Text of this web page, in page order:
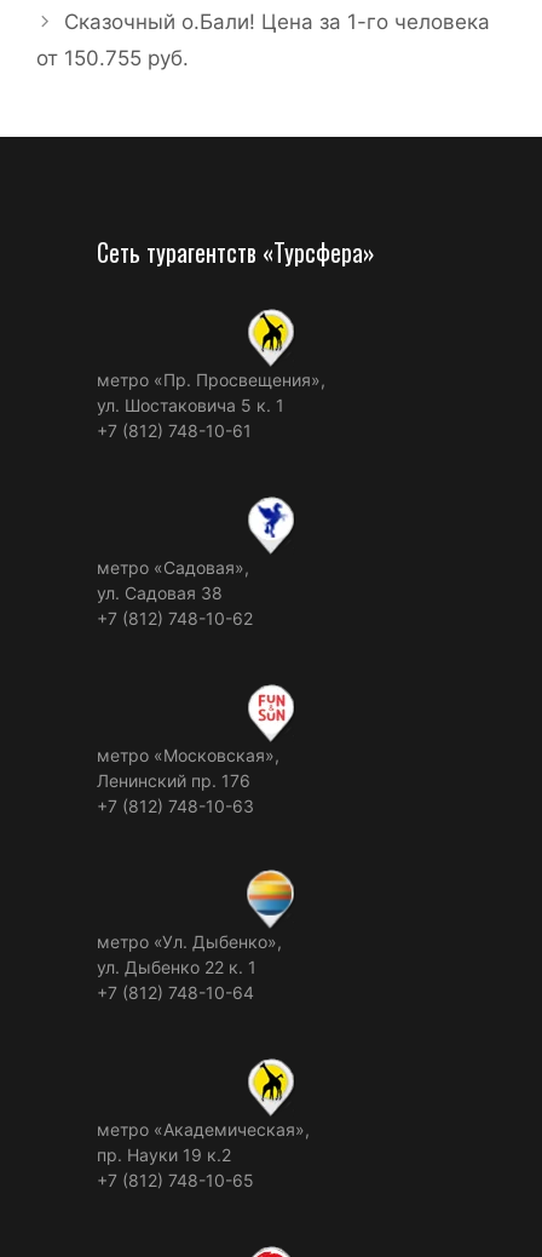
Сказочный о.Бали! Цена за 1-го человека
от 150.755 руб.
Сеть турагентств «Турсфера»
метро «Пр. Просвещения»,
ул. Шостаковича 5 к. 1
+7 (812) 748-10-61
метро «Садовая»,
ул. Садовая 38
+7 (812) 748-10-62
метро «Московская»,
Ленинский пр. 176
+7 (812) 748-10-63
метро «Ул. Дыбенко»,
ул. Дыбенко 22 к. 1
+7 (812) 748-10-64
метро «Академическая»,
пр. Науки 19 к.2
+7 (812) 748-10-65